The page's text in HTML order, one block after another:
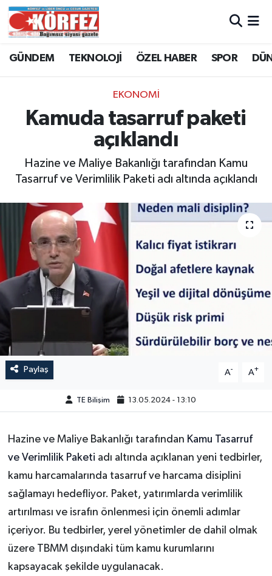
GÜNDEM TEKNOLOJİ ÖZEL HABER SPOR
EKONOMİ
Kamuda tasarruf paketi
açıklandı
Hazine ve Maliye Bakanlığı tarafından Kamu
Tasarruf ve Verimlilik Paketi adı altında açıklandı
Paylaş A- A+
TE Bilişim 13.05.2024 - 13:10
Hazine ve Maliye Bakanlığı tarafından Kamu Tasarruf
ve Verimlilik Paketi adı altında açıklanan yeni tedbirler,
kamu harcamalarında tasarruf ve harcama disiplini
sağlamayı hedefliyor. Paket, yatırımlarda verimlilik
artırılması ve israfın önlenmesi için önemli adımlar
içeriyor. Bu tedbirler, yerel yönetimler de dahil olmak
üzere TBMM dışındaki tüm kamu kurumlarını
kapsayacak şekilde uygulanacak.
Trafik Durumu
Süper Lig Puan Durumu ve Fikstür
Tüm Manşetler
Son Dakika Haberleri
Haber Arşivi